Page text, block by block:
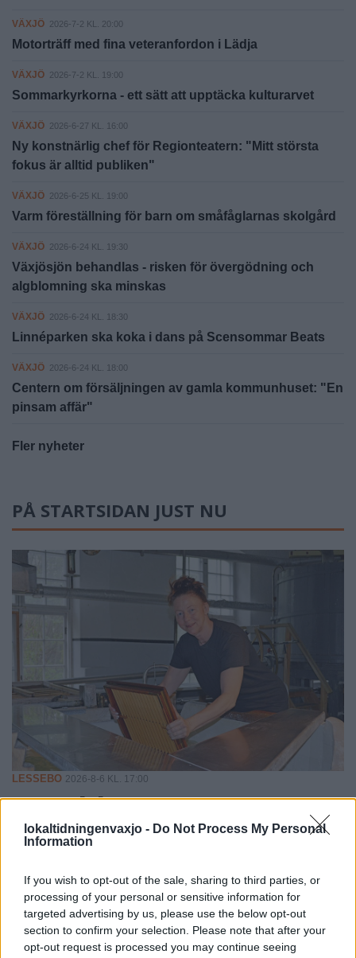
lokaltidningenvaxjo - Do Not Process My Personal
Information
If you wish to opt-out of the sale, sharing to third parties, or
processing of your personal or sensitive information for
targeted advertising by us, please use the below opt-out
section to confirm your selection. Please note that after your
opt-out request is processed you may continue seeing
VÄXJÖ 2026-7-2 KL. 20:00
Motorträff med fina veteranfordon i Lädja
VÄXJÖ 2026-7-2 KL. 19:00
Sommarkyrkorna - ett sätt att upptäcka kulturarvet
VÄXJÖ 2026-6-27 KL. 16:00
Ny konstnärlig chef för Regionteatern: "Mitt största
fokus är alltid publiken"
VÄXJÖ 2026-6-25 KL. 19:00
Varm föreställning för barn om småfåglarnas skolgård
VÄXJÖ 2026-6-24 KL. 19:30
Växjösjön behandlas - risken för övergödning och
algblomning ska minskas
VÄXJÖ 2026-6-24 KL. 18:30
Linnéparken ska koka i dans på Scensommar Beats
VÄXJÖ 2026-6-24 KL. 18:00
Centern om försäljningen av gamla kommunhuset: "En
pinsam affär"
Fler nyheter
PÅ STARTSIDAN JUST NU
LESSEBO 2026-8-6 KL. 17:00
Hon blev
pappersbrukets
räddning när
hantverket höll på att
försvinna